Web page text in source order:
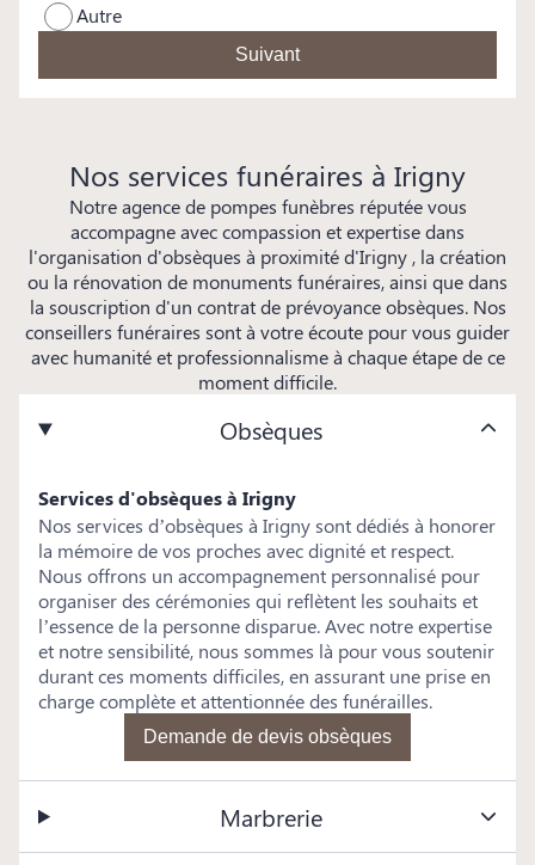
Autre
Suivant
Nos services funéraires à Irigny
Notre agence de pompes funèbres réputée vous
accompagne avec compassion et expertise dans
l'organisation d'obsèques à proximité d'Irigny , la création
ou la rénovation de monuments funéraires, ainsi que dans
la souscription d'un contrat de prévoyance obsèques. Nos
conseillers funéraires sont à votre écoute pour vous guider
avec humanité et professionnalisme à chaque étape de ce
moment difficile.
Obsèques
Services d'obsèques à Irigny
Nos services d’obsèques à Irigny sont dédiés à honorer
la mémoire de vos proches avec dignité et respect.
Nous offrons un accompagnement personnalisé pour
organiser des cérémonies qui reflètent les souhaits et
l’essence de la personne disparue. Avec notre expertise
et notre sensibilité, nous sommes là pour vous soutenir
durant ces moments difficiles, en assurant une prise en
charge complète et attentionnée des funérailles.
Demande de devis obsèques
Marbrerie